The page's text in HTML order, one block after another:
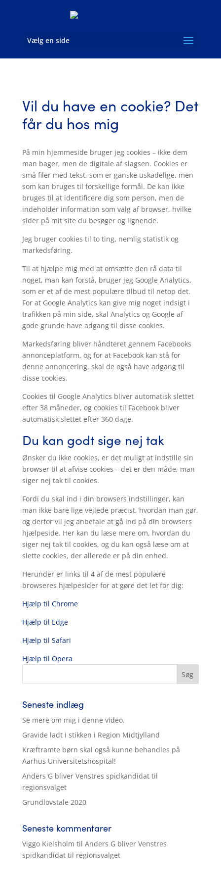
Vælg en side
Vil du have en cookie? Det
får du hos mig
På min hjemmeside bruger jeg cookies – ikke dem
man bager, men de digitale af slagsen. Cookies er
små filer med tekst, som er ganske uskadelige, men
som kan bruges til forskellige formål. De kan ikke
bruges til at identificere dig som person, men de
indeholder information som valg af browser, hvilke
sider på mit site du besøger og lignende.
Jeg bruger cookies til to ting, nemlig statistik og
markedsføring.
Til at hjælpe mig med at omsætte den rå data til
noget, man kan forstå, bruger jeg Google Analytics,
som er et af de mest populære tilbud til netop det.
For at Google Analytics kan give mig noget indsigt i
trafikken på min side, skal Analytics og Google af
gode grunde have adgang til disse cookies.
Markedsføring bliver håndteret gennem Facebooks
annonceplatform, og for at Facebook kan stå for
denne annoncering, skal de også have adgang til
disse cookies.
Cookies til Google Analytics bliver automatisk slettet
efter 38 måneder, og cookies til Facebook bliver
automatisk slettet efter 360 dage.
Du kan godt sige nej tak
Ønsker du ikke cookies, er det muligt at indstille sin
browser til at afvise cookies – det er den måde, man
siger nej tak til cookies.
Fordi du skal ind i din browsers indstillinger, kan
man ikke bare lige vejlede præcist, hvordan man gør,
og derfor vil jeg anbefale at gå ind på din browsers
hjælpeside. Her kan du læse mere om, hvordan du
siger nej tak til cookies, og du kan også læse om at
slette cookies, der allerede er på din enhed.
Herunder er links til 4 af de mest populære
browseres hjælpesider for at gøre det let for dig:
Hjælp til Chrome
Hjælp til Edge
Hjælp til Safari
Hjælp til Opera
Seneste indlæg
Se mere om mig i denne video.
Gravide ladt i stikken i Region Midtjylland
Kræftramte børn skal også kunne behandles på
Aarhus Universitetshospital!
Anders G bliver Venstres spidkandidat til
regionsvalget
Grundlovstale 2020
Seneste kommentarer
Viggo Kielsholm til Anders G bliver Venstres
spidkandidat til regionsvalget